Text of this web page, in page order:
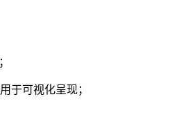
于可视化呈现；